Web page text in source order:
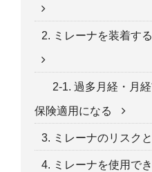
2. ミレーナを装着す
2-1. 過多月経・月
保険適用になる
3. ミレーナのリスク
4. ミレーナを使用で